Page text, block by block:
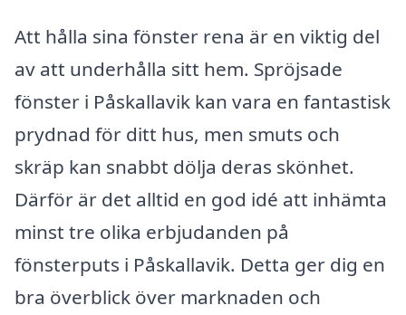
Att hålla sina fönster rena är en viktig del
av att underhålla sitt hem. Spröjsade
fönster i Påskallavik kan vara en fantastisk
prydnad för ditt hus, men smuts och
skräp kan snabbt dölja deras skönhet.
Därför är det alltid en god idé att inhämta
minst tre olika erbjudanden på
fönsterputs i Påskallavik. Detta ger dig en
bra överblick över marknaden och